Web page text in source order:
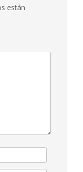
están